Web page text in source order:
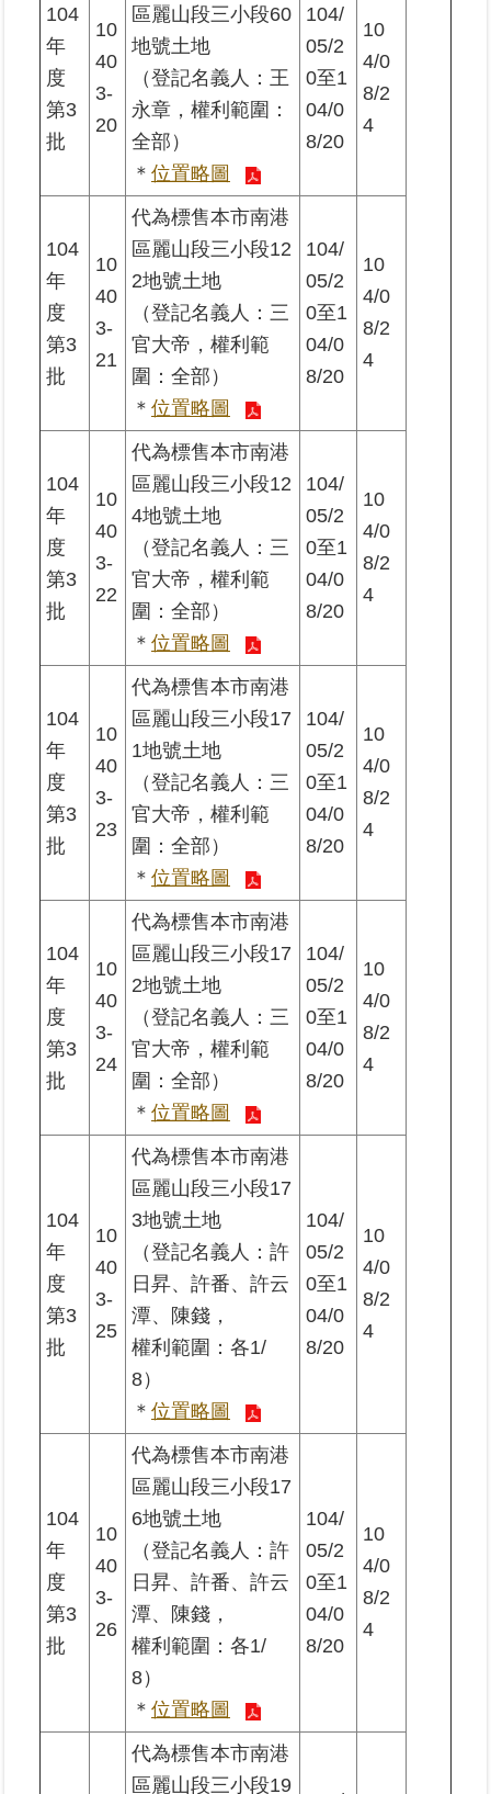
104
年
度
第3
批
10
40
3-
20
區麗山段三小段60
地號土地
（登記名義人：王
永章，權利範圍：
全部）
＊ 位置略圖
104/
05/2
0至1
04/0
8/20
10
4/0
8/2
4
104
年
度
第3
批
10
40
3-
21
代為標售本市南港
區麗山段三小段12
2地號土地
（登記名義人：三
官大帝，權利範
圍：全部）
＊ 位置略圖
104/
05/2
0至1
04/0
8/20
10
4/0
8/2
4
104
年
度
第3
批
10
40
3-
22
代為標售本市南港
區麗山段三小段12
4地號土地
（登記名義人：三
官大帝，權利範
圍：全部）
＊ 位置略圖
104/
05/2
0至1
04/0
8/20
10
4/0
8/2
4
104
年
度
第3
批
10
40
3-
23
代為標售本市南港
區麗山段三小段17
1地號土地
（登記名義人：三
官大帝，權利範
圍：全部）
＊ 位置略圖
104/
05/2
0至1
04/0
8/20
10
4/0
8/2
4
104
年
度
第3
批
10
40
3-
24
代為標售本市南港
區麗山段三小段17
2地號土地
（登記名義人：三
官大帝，權利範
圍：全部）
＊ 位置略圖
104/
05/2
0至1
04/0
8/20
10
4/0
8/2
4
104
年
度
第3
批
10
40
3-
25
代為標售本市南港
區麗山段三小段17
3地號土地
（登記名義人：許
日昇、許番、許云
潭、陳錢，
權利範圍：各1/
8）
＊ 位置略圖
104/
05/2
0至1
04/0
8/20
10
4/0
8/2
4
104
年
度
第3
批
10
40
3-
26
代為標售本市南港
區麗山段三小段17
6地號土地
（登記名義人：許
日昇、許番、許云
潭、陳錢，
權利範圍：各1/
8）
＊ 位置略圖
104/
05/2
0至1
04/0
8/20
10
4/0
8/2
4
代為標售本市南港
區麗山段三小段19